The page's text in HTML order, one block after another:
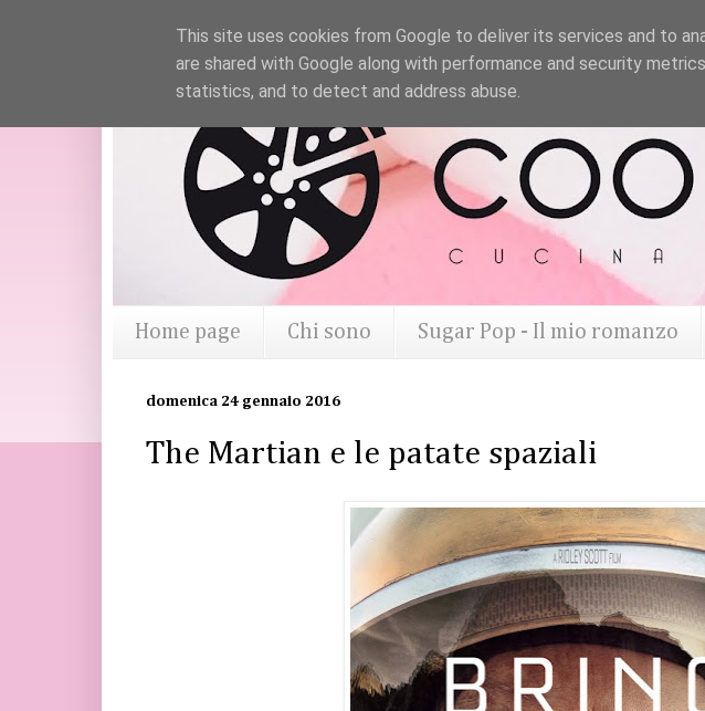
Home page Chi sono Sugar Pop - Il mio romanzo
domenica 24 gennaio 2016
The Martian e le patate spaziali
This site uses cookies from Google to deliver its services and to
are shared with Google along with performance and security
statistics, and to detect and address abuse.